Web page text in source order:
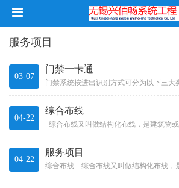
服务项目
03-07
门禁一卡通
04-22
综合布线
04-22
服务项目